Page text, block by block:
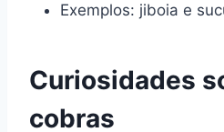
Exemplos: jiboia e
Curiosidades
cobras